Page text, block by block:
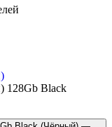
128Gb Black